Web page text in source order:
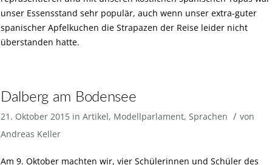
unser Essensstand sehr populär, auch wenn unser extra-guter
spanischer Apfelkuchen die Strapazen der Reise leider nicht
überstanden hatte.
Dalberg am Bodensee
21. Oktober 2015 in Artikel, Modellparlament, Sprachen / von
Andreas Keller
Am 9. Oktober machten wir, vier Schülerinnen und Schüler des